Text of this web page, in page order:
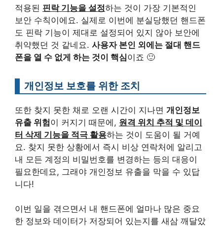
적용된 핀락 기능을 설정하는 것이 가장 기본적인
보안 수칙이에요. 실제로 이번에 분실당했던 핸드폰
도 핀락 기능이 제대로 설정되어 있지 않아 보안에
취약했던 것 같네요. 사용자 본인 외에는 절대 핸드
폰을 열 수 없게 하는 것이 핵심이죠 🙂
개인정보 보호를 위한 조치
또한 찾지 못한 채로 오랜 시간이 지나면 개인정보
유출 위험이 커지기 때문에, 원격 위치 추적 및 데이
터 삭제 기능을 적극 활용하는 것이 도움이 될 거예
요. 찾지 못한 상황에서 즉시 비상 연락처에 알리고
내 모든 계정의 비밀번호를 변경하는 등의 대응이
필요한데요, 그래야 개인정보 유출을 막을 수 있답
니다!
이번 일을 겪으면서 내 핸드폰에 얼마나 많은 중요
한 정보와 데이터가 저장되어 있는지를 새삼 깨달았